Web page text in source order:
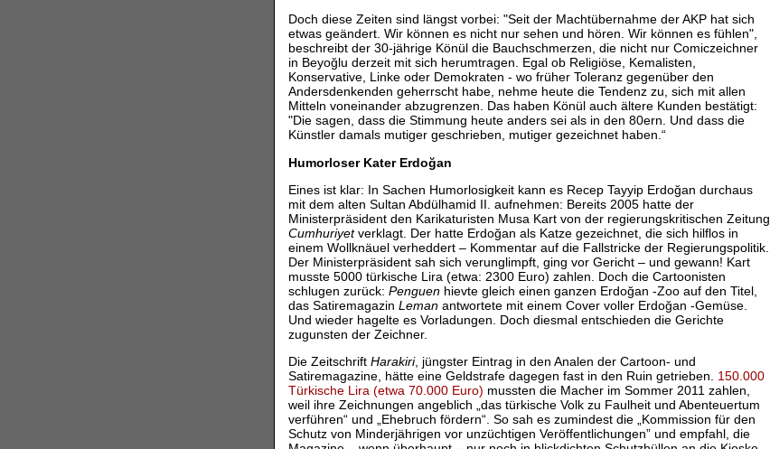
Doch diese Zeiten sind längst vorbei: "Seit der Machtübernahme der AKP hat sich
etwas geändert. Wir können es nicht nur sehen und hören. Wir können es fühlen",
beschreibt der 30-jährige Könül die Bauchschmerzen, die nicht nur Comiczeichner
in Beyoğlu derzeit mit sich herumtragen. Egal ob Religiöse, Kemalisten,
Konservative, Linke oder Demokraten - wo früher Toleranz gegenüber den
Andersdenkenden geherrscht habe, nehme heute die Tendenz zu, sich mit allen
Mitteln voneinander abzugrenzen. Das haben Könül auch ältere Kunden bestätigt:
"Die sagen, dass die Stimmung heute anders sei als in den 80ern. Und dass die
Künstler damals mutiger geschrieben, mutiger gezeichnet haben.“
Humorloser Kater Erdoğan
Eines ist klar: In Sachen Humorlosigkeit kann es Recep Tayyip Erdoğan durchaus
mit dem alten Sultan Abdülhamid II. aufnehmen: Bereits 2005 hatte der
Ministerpräsident den Karikaturisten Musa Kart von der regierungskritischen Zeitung
Cumhuriyetverklagt. Der hatte Erdoğan als Katze gezeichnet, die sich hilflos in
einem Wollknäuel verheddert – Kommentar auf die Fallstricke der Regierungspolitik.
Der Ministerpräsident sah sich verunglimpft, ging vor Gericht – und gewann! Kart
musste 5000 türkische Lira (etwa: 2300 Euro) zahlen. Doch die Cartoonisten
schlugen zurück: Penguen hievte gleich einen ganzen Erdoğan -Zoo auf den Titel,
das Satiremagazin Leman antwortete mit einem Cover voller Erdoğan -Gemüse.
Und wieder hagelte es Vorladungen. Doch diesmal entschieden die Gerichte
zugunsten der Zeichner.
Die Zeitschrift Harakiri, jüngster Eintrag in den Analen der Cartoon- und
Satiremagazine, hätte eine Geldstrafe dagegen fast in den Ruin getrieben. 150.000
Türkische Lira (etwa 70.000 Euro) mussten die Macher im Sommer 2011 zahlen,
weil ihre Zeichnungen angeblich „das türkische Volk zu Faulheit und Abenteuertum
verführen“ und „Ehebruch fördern“. So sah es zumindest die „Kommission für den
Schutz von Minderjährigen vor unzüchtigen Veröffentlichungen” und empfahl, die